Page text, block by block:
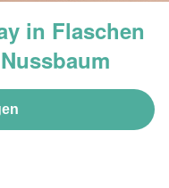
in Flaschen